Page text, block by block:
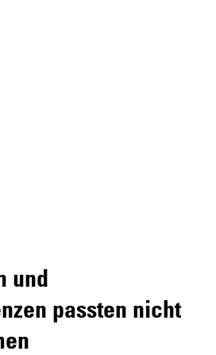
und
passten nicht